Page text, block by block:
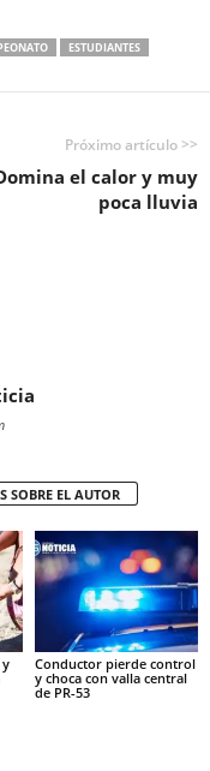
ESTUDIANTES
Próximo artículo >>
el calor y muy
poca lluvia
SOBRE EL AUTOR
Conductor pierde control
y choca con valla central
de PR-53